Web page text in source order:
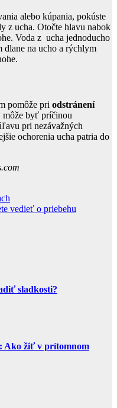
alebo kúpania, pokúste
z ucha. Otočte hlavu nabok
Voda z ucha jednoducho
dlane na ucho a rýchlym
pomôže pri odstránení
môže byť príčinou
pri nezávažných
ochorenia ucha patria do
vedieť o priebehu
sladkosti?
Ako žiť v prítomnom